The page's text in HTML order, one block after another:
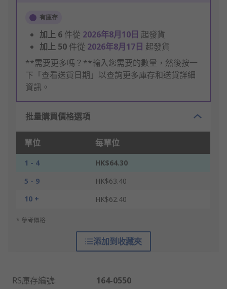
有庫存
加上 6 件從 2026年8月10日 起發貨
加上 50 件從 2026年8月17日 起發貨
**需要更多嗎？**輸入您需要的數量，然後按一
下「查看送貨日期」以查詢更多庫存和送貨詳細
資訊。
批量購買價格選項
單位 每單位
1 - 4
HK$64.30
5 - 9
HK$63.40
10 +
HK$62.40
* 參考價格
添加到收藏夾
RS庫存編號:
164-0550